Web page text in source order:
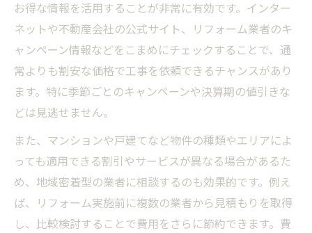
お得な情報を活用することが非常に有効です。インター
ネットや不動産会社の公式サイト、リフォーム業者のキ
ャンペーン情報などをこまめにチェックすることで、通
常よりも割安な価格で工事を依頼できるチャンスがあり
ます。特に季節ごとのキャンペーンや決算期の値引きな
どは見逃せません。
また、マンションや戸建てなど物件の種類やエリアによ
っても適用できる割引やサービスが異なる場合があるた
め、地域密着型の業者に相談するのも効果的です。例え
ば、リフォーム実施前に複数の業者から見積もりを取得
し、比較検討することで費用をさらに節約できます。費